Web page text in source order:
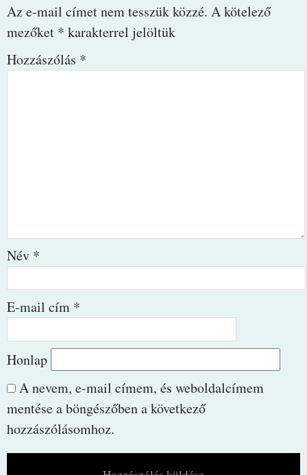
Az e-mail címet nem tesszük közzé. A kötelező
mezőket * karakterrel jelöltük
Hozzászólás *
Név *
E-mail cím *
Honlap
A nevem, e-mail címem, és weboldalcímem
mentése a böngészőben a következő
hozzászólásomhoz.